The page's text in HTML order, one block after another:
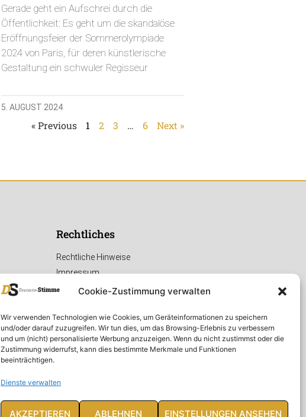
Cookie-Zustimmung verwalten
Wir verwenden Technologien wie Cookies, um Geräteinformationen zu speichern
und/oder darauf zuzugreifen. Wir tun dies, um das Browsing-Erlebnis zu verbessern
und um (nicht) personalisierte Werbung anzuzeigen. Wenn du nicht zustimmst oder die
Zustimmung widerrufst, kann dies bestimmte Merkmale und Funktionen
beeinträchtigen.
Dienste verwalten
AKZEPTIEREN ABLEHNEN EINSTELLUNGEN ANSEHEN
Gerade geht ein Aufschrei durch die
Öffentlichkeit: Es geht um die skandalöse
Eröffnungsfeier der Sommerolympiade
2024 von Paris, für deren künstlerische
Gestaltung ein schwuler Regisseur
5. AUGUST 2024
« Previous 1 2 3 … 6 Next »
Rechtliches
Rechtliche Hinweise
Impressum
Datenschutzerklärung